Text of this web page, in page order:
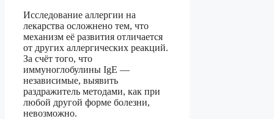
Исследование аллергии на
лекарства осложнено тем, что
механизм её развития отличается
от других аллергических реакций.
За счёт того, что
иммуноглобулины IgE —
независимые, выявить
раздражитель методами, как при
любой другой форме болезни,
невозможно.